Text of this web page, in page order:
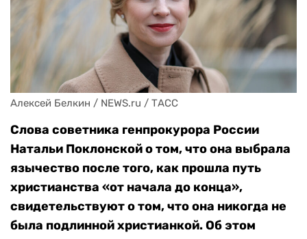
Алексей Белкин / NEWS.ru / ТАСС
Слова советника генпрокурора России
Натальи Поклонской о том, что она выбрала
язычество после того, как прошла путь
христианства «от начала до конца»,
свидетельствуют о том, что она никогда не
была подлинной христианкой. Об этом